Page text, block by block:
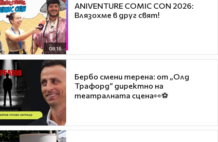
08:16
ANIVENTURE COMIC CON 2026:
Влязохме в друг свят!
Бербо смени терена: от „Олд
Трафорд“ директно на
театралната сцена👀⚽